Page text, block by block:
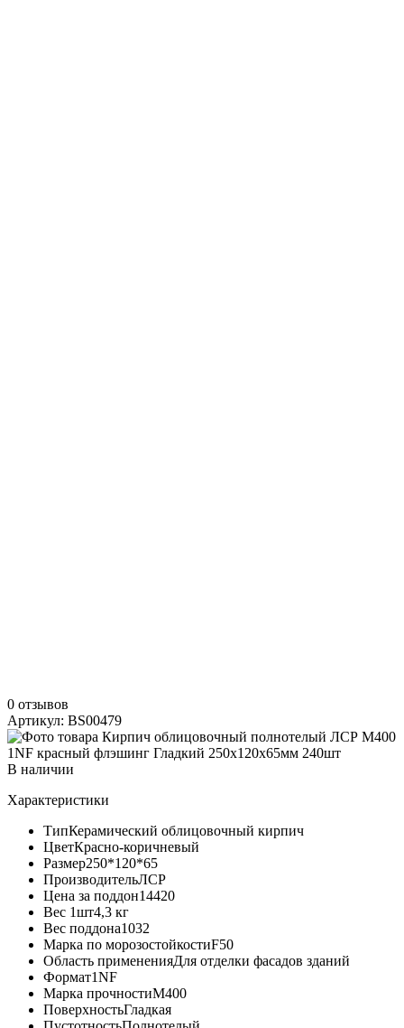
0 отзывов
Артикул: BS00479
В наличии
Характеристики
ТипКерамический облицовочный кирпич
ЦветКрасно-коричневый
Размер250*120*65
ПроизводительЛСР
Цена за поддон14420
Вес 1шт4,3 кг
Вес поддона1032
Марка по морозостойкостиF50
Область примененияДля отделки фасадов зданий
Формат1NF
Марка прочностиМ400
ПоверхностьГладкая